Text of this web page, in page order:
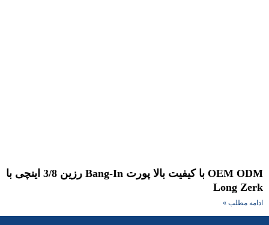
OEM ODM با کیفیت بالا پورت Bang-In رزین 3/8 اینچی با
Long
مطلب »